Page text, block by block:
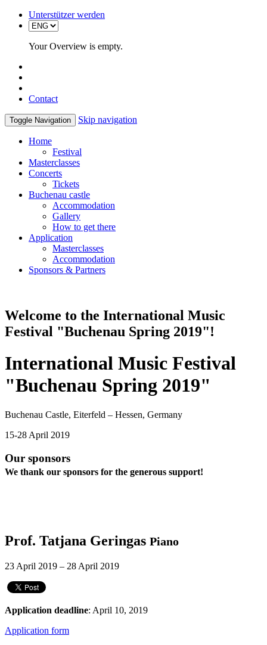
Unterstützer werden
Your Overview is empty.
Contact
Toggle Navigation Skip navigation
Home
Festival
Masterclasses
Concerts
Tickets
Buchenau castle
Accommodation
Gallery
How to get there
Application
Masterclasses
Accommodation
Sponsors & Partners
Welcome to the International Music
Festival "Buchenau Spring 2019"!
International Music Festival
"Buchenau Spring 2019"
Buchenau Castle, Eiterfeld – Hessen, Germany
15-28 April 2019
Our sponsors
We thank our sponsors for the generous support!
Prof. Tatjana Geringas Piano
23 April 2019 – 28 April 2019
Application deadline: April 10, 2019
Application form